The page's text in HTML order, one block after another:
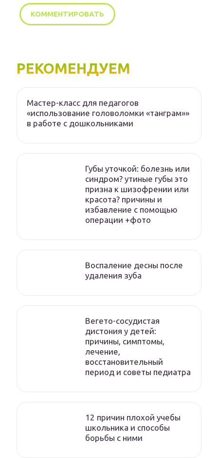
РЕКОМЕНДУЕМ
Мастер-класс для педагогов
«использование головоломки «танграм»»
в работе с дошкольниками
Губы уточкой: болезнь или
синдром? утиные губы это
призна к шизофрении или
красота? причины и
избавление с помощью
операции +фото
Воспаление десны после
удаления зуба
Вегето-сосудистая
дистония у детей:
причины, симптомы,
лечение,
восстановительный
период и советы педиатра
12 причин плохой учебы
школьника и способы
борьбы с ними